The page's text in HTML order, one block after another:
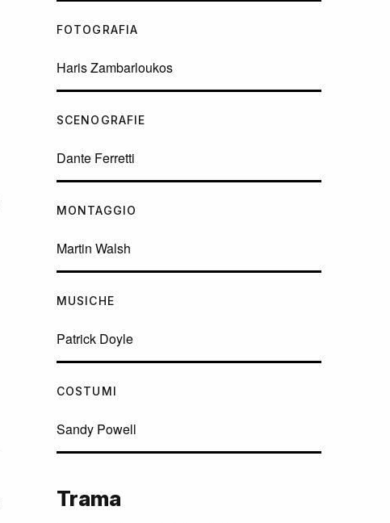
FOTOGRAFIA
Haris Zambarloukos
SCENOGRAFIE
Dante Ferretti
MONTAGGIO
Martin Walsh
MUSICHE
Patrick Doyle
COSTUMI
Sandy Powell
Trama